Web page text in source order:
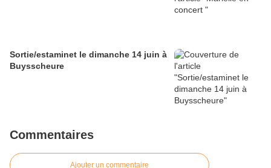
Sortie/estaminet le dimanche 14 juin à
Buysscheure
Commentaires
Ajouter un commentaire